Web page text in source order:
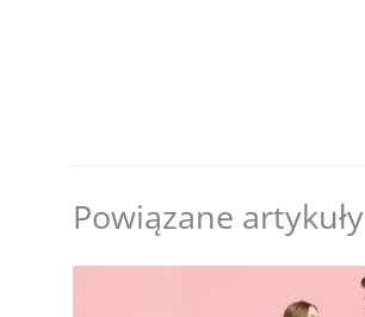
Powiązane artykuły